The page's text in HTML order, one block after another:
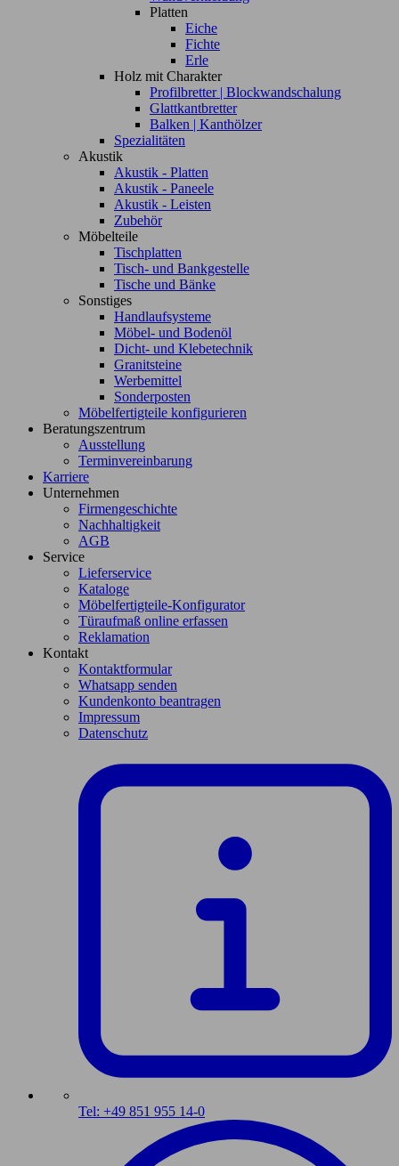
Platten
Eiche
Fichte
Erle
Holz mit Charakter
Profilbretter | Blockwandschalung
Glattkantbretter
Balken | Kanthölzer
Spezialitäten
Akustik
Akustik - Platten
Akustik - Paneele
Akustik - Leisten
Zubehör
Möbelteile
Tischplatten
Tisch- und Bankgestelle
Tische und Bänke
Sonstiges
Handlaufsysteme
Möbel- und Bodenöl
Dicht- und Klebetechnik
Granitsteine
Werbemittel
Sonderposten
Möbelfertigteile konfigurieren
Beratungszentrum
Ausstellung
Terminvereinbarung
Karriere
Unternehmen
Firmengeschichte
Nachhaltigkeit
AGB
Service
Lieferservice
Kataloge
Möbelfertigteile-Konfigurator
Türaufmaß online erfassen
Reklamation
Kontakt
Kontaktformular
Whatsapp senden
Kundenkonto beantragen
Impressum
Datenschutz
Tel: +49 851 955 14-0